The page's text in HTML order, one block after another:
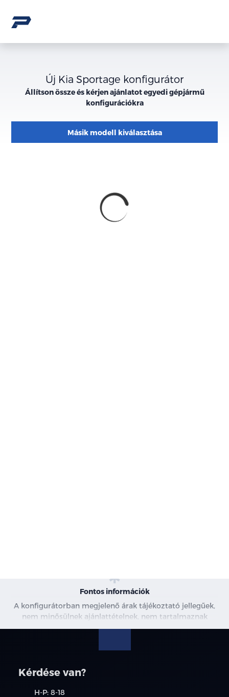
Új Kia Sportage konfigurátor
Állítson össze és kérjen ajánlatot egyedi gépjármű
konfigurációkra
Másik modell kiválasztása
megjelenése
Fontos információk
A konfigurátorban megjelenő árak tájékoztató jellegűek,
nem minősülnek ajánlattételnek, nem tartalmaznak
kedvezményeket. A képek csak illusztrációk. További
kapcsolatot.
Kérdése van?
H-P: 8-18